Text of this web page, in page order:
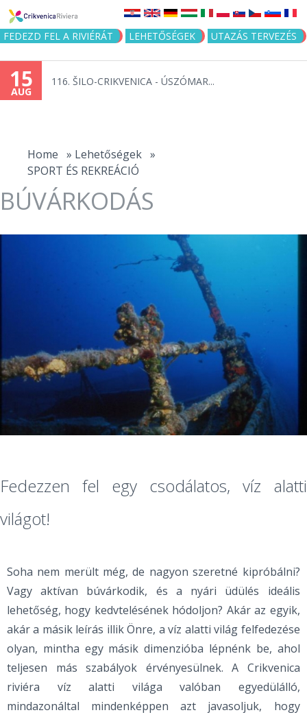
Jump to navigation
FEDEZD FEL A RIVIÉRÁT LEHETŐSÉGEK UTAZÁS TERVEZÉS
15
AUG
116. ŠILO-CRIKVENICA - ÚSZÓMAR...
here
Home » Lehetőségek »
SPORT ÉS REKREÁCIÓ
BÚVÁRKODÁS
Fedezzen fel egy csodálatos, víz alatti
világot!
Soha nem merült még, de nagyon szeretné kipróbálni?
Vagy aktívan búvárkodik, és a nyári üdülés ideális
lehetőség, hogy kedvtelésének hódoljon? Akár az egyik,
akár a másik leírás illik Önre, a víz alatti világ felfedezése
olyan, mintha egy másik dimenzióba lépnénk be, ahol
teljesen más szabályok érvényesülnek. A Crikvenica
riviéra víz alatti világa valóban egyedülálló,
mindazonáltal mindenképpen azt javasoljuk, hogy